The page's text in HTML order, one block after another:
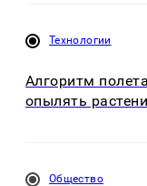
Технологии
Алгоритм
опылять
Общество